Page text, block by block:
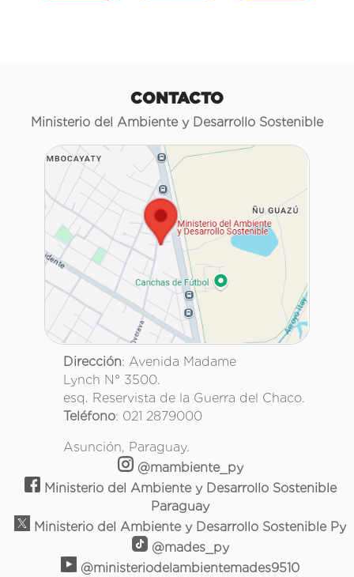
CONTACTO
Ministerio del Ambiente y Desarrollo Sostenible
Dirección: Avenida Madame
Lynch N° 3500.
esq. Reservista de la Guerra del Chaco.
Teléfono: 021 2879000
Asunción, Paraguay.
@mambiente_py
Ministerio del Ambiente y Desarrollo Sostenible
Paraguay
Ministerio del Ambiente y Desarrollo Sostenible Py
@mades_py
@ministeriodelambientemades9510